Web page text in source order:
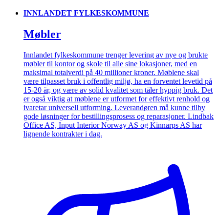
INNLANDET FYLKESKOMMUNE
Møbler
Innlandet fylkeskommune trenger levering av nye og brukte
møbler til kontor og skole til alle sine lokasjoner, med en
maksimal totalverdi på 40 millioner kroner. Møblene skal
være tilpasset bruk i offentlig miljø, ha en forventet levetid på
15-20 år, og være av solid kvalitet som tåler hyppig bruk. Det
er også viktig at møblene er utformet for effektivt renhold og
ivaretar universell utforming. Leverandøren må kunne tilby
gode løsninger for bestillingsprosess og reparasjoner. Lindbak
Office AS, Input Interior Norway AS og Kinnarps AS har
lignende kontrakter i dag.